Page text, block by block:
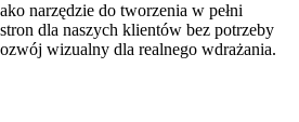
narzędzie do tworzenia w pełni
dla naszych klientów bez potrzeby
wizualny dla realnego wdrażania.